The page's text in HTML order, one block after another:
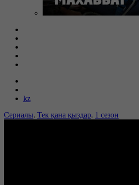
kz
Сериалы. Тек қана қыздар. 1 сезон